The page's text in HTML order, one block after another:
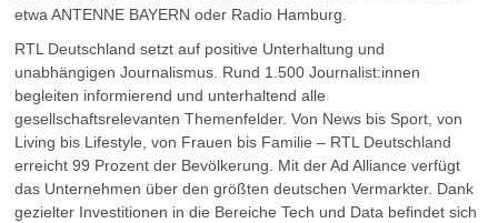
etwa ANTENNE BAYERN oder Radio Hamburg.
RTL Deutschland setzt auf positive Unterhaltung und
unabhängigen Journalismus. Rund 1.500 Journalist:innen
begleiten informierend und unterhaltend alle
gesellschaftsrelevanten Themenfelder. Von News bis Sport, von
Living bis Lifestyle, von Frauen bis Familie – RTL Deutschland
erreicht 99 Prozent der Bevölkerung. Mit der Ad Alliance verfügt
das Unternehmen über den größten deutschen Vermarkter. Dank
gezielter Investitionen in die Bereiche Tech und Data befindet sich